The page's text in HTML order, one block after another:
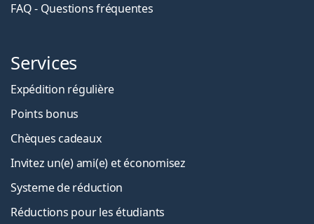
FAQ - Questions fréquentes
Services
Expédition régulière
Points bonus
Chèques cadeaux
Invitez un(e) ami(e) et économisez
Systeme de réduction
Réductions pour les étudiants